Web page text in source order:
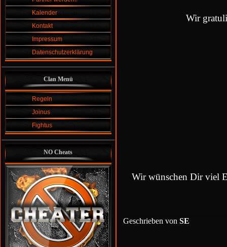
Kalender
Kontakt
Impressum
Datenschutzerklärung
Clan Menü
Regeln
Joinus
Fightus
NO Cheats
Wir
Wir wünschen Dir viel
Geschrieben von SE